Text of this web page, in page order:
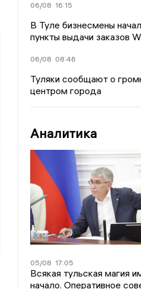
06/08 16:15
В Туле бизнесмены
пункты выдачи заказов
06/08 08:46
Туляки сообщают о
центром города
Аналитика
05/08 17:05
Всякая тульская магия
начало. Оперативное